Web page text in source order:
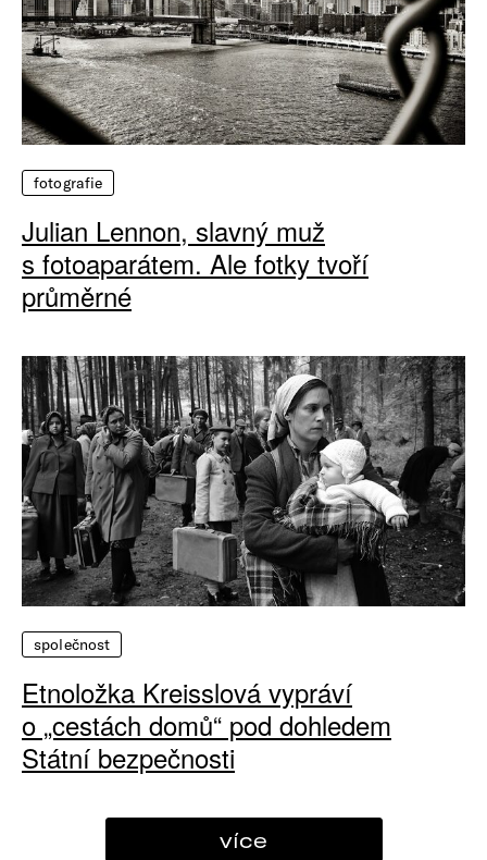
fotografie
Julian Lennon, slavný muž
s fotoaparátem. Ale fotky tvoří
průměrné
společnost
Etnoložka Kreisslová vypráví
o „cestách domů“ pod dohledem
Státní bezpečnosti
více